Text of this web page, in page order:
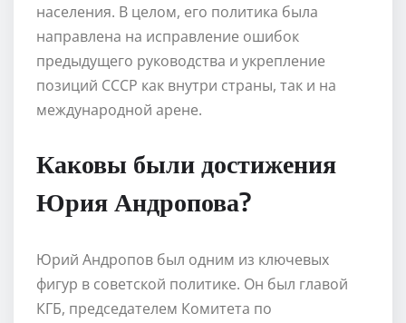
населения. В целом, его политика была
направлена на исправление ошибок
предыдущего руководства и укрепление
позиций СССР как внутри страны, так и на
международной арене.
Каковы были достижения
Юрия Андропова?
Юрий Андропов был одним из ключевых
фигур в советской политике. Он был главой
КГБ, председателем Комитета по